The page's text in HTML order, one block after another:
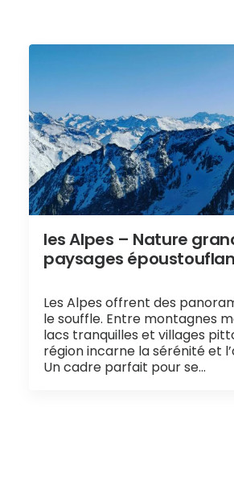
les Alpes – Nature
paysages
Les Alpes offrent des
le souffle. Entre montagnes
lacs tranquilles et villages
région incarne la sérénité et
Un cadre parfait pour se…